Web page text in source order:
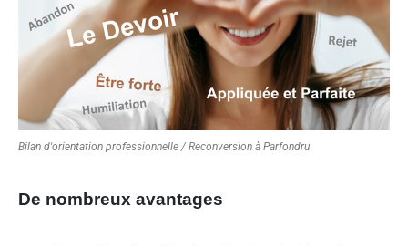
Bilan d'orientation professionnelle / Reconversion à Parfondru
De nombreux avantages